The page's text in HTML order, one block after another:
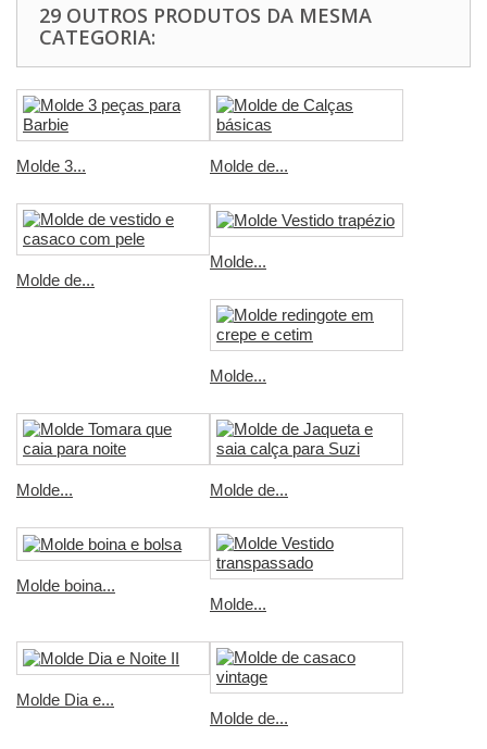
29 OUTROS PRODUTOS DA MESMA
CATEGORIA:
Molde 3... Molde de...
Molde de...
Molde...
Molde...
Molde... Molde de...
Molde boina...
Molde...
Molde Dia e...
Molde de...